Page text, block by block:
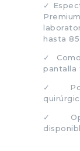
✓
hasta
✓
pantalla
✓
✓